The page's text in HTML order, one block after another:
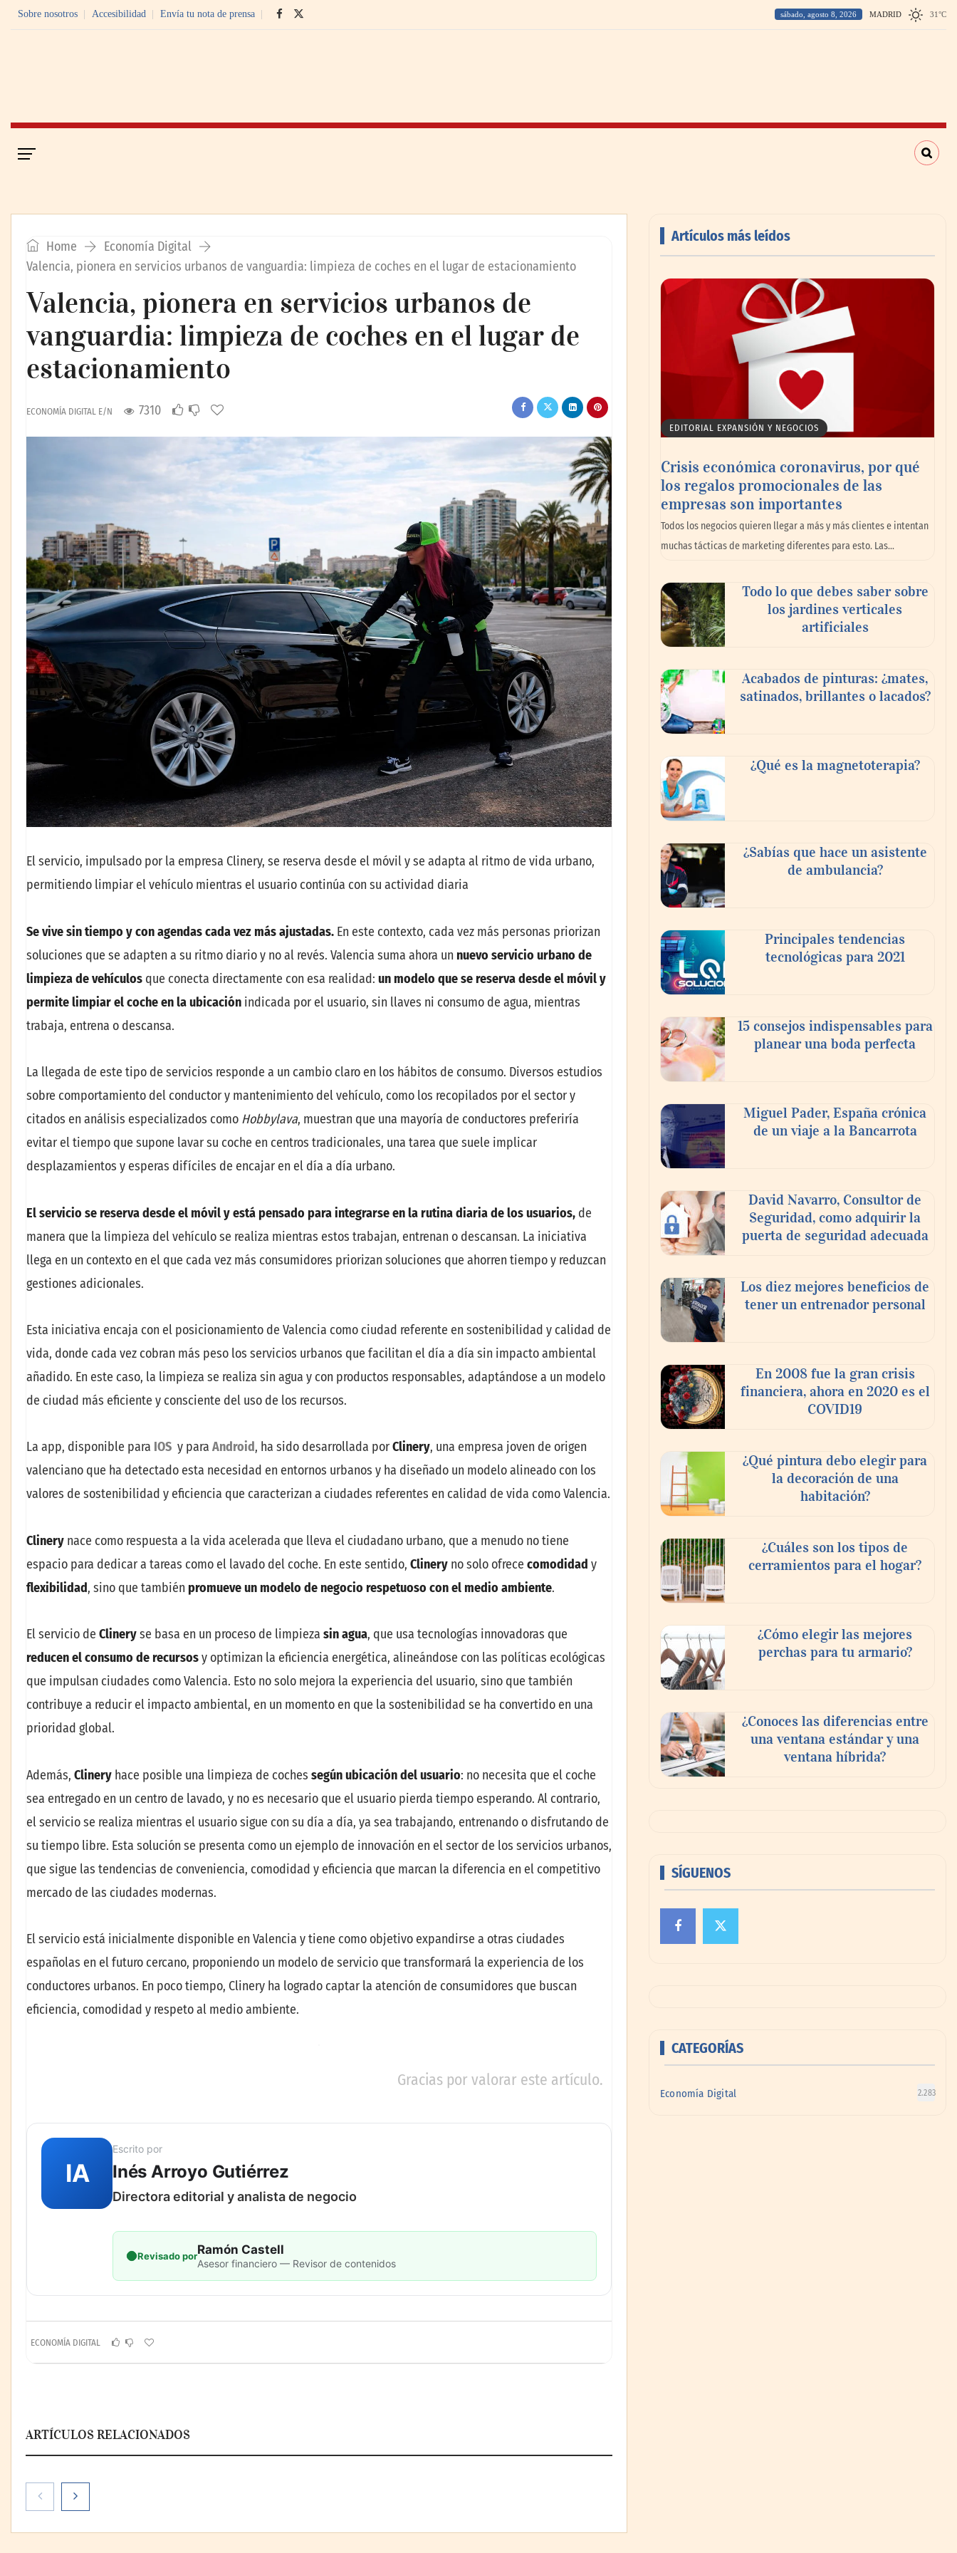
Sobre nosotros Accesibilidad Envía tu nota de prensa sábado, agosto 8, 2026 MADRID 31°C
Home
Economía Digital
Valencia, pionera en servicios urbanos de vanguardia: limpieza de coches en el lugar de estacionamiento
Valencia, pionera en servicios urbanos de
vanguardia: limpieza de coches en el lugar de
estacionamiento
ECONOMÍA DIGITAL E/N 7310
El servicio, impulsado por la empresa Clinery, se reserva desde el móvil y se adapta al ritmo de vida urbano,
permitiendo limpiar el vehículo mientras el usuario continúa con su actividad diaria
Se vive sin tiempo y con agendas cada vez más ajustadas. En este contexto, cada vez más personas priorizan
soluciones que se adapten a su ritmo diario y no al revés. Valencia suma ahora un nuevo servicio urbano de
limpieza de vehículos que conecta directamente con esa realidad: un modelo que se reserva desde el móvil y
permite limpiar el coche en la ubicación indicada por el usuario, sin llaves ni consumo de agua, mientras
trabaja, entrena o descansa.
La llegada de este tipo de servicios responde a un cambio claro en los hábitos de consumo. Diversos estudios
sobre comportamiento del conductor y mantenimiento del vehículo, como los recopilados por el sector y
citados en análisis especializados como Hobbylava, muestran que una mayoría de conductores preferiría
evitar el tiempo que supone lavar su coche en centros tradicionales, una tarea que suele implicar
desplazamientos y esperas difíciles de encajar en el día a día urbano.
El servicio se reserva desde el móvil y está pensado para integrarse en la rutina diaria de los usuarios, de
manera que la limpieza del vehículo se realiza mientras estos trabajan, entrenan o descansan. La iniciativa
llega en un contexto en el que cada vez más consumidores priorizan soluciones que ahorren tiempo y reduzcan
gestiones adicionales.
Esta iniciativa encaja con el posicionamiento de Valencia como ciudad referente en sostenibilidad y calidad de
vida, donde cada vez cobran más peso los servicios urbanos que facilitan el día a día sin impacto ambiental
añadido. En este caso, la limpieza se realiza sin agua y con productos responsables, adaptándose a un modelo
de ciudad más eficiente y consciente del uso de los recursos.
La app, disponible para IOS y para Android, ha sido desarrollada porClinery, una empresa joven de origen
valenciano que ha detectado esta necesidad en entornos urbanos y ha diseñado un modelo alineado con los
valores de sostenibilidad y eficiencia que caracterizan a ciudades referentes en calidad de vida como Valencia.
Clinery nace como respuesta a la vida acelerada que lleva el ciudadano urbano, que a menudo no tiene
espacio para dedicar a tareas como el lavado del coche. En este sentido, Clinery no solo ofrece comodidad y
flexibilidad, sino que también promueve un modelo de negocio respetuoso con el medio ambiente.
El servicio de Clineryse basa en un proceso de limpieza sin agua, que usa tecnologías innovadoras que
reducen el consumo de recursosy optimizan la eficiencia energética, alineándose con las políticas ecológicas
que impulsan ciudades como Valencia. Esto no solo mejora la experiencia del usuario, sino que también
contribuye a reducir el impacto ambiental, en un momento en que la sostenibilidad se ha convertido en una
prioridad global.
Además, Clinery hace posible una limpieza de coches según ubicación del usuario: no necesita que el coche
sea entregado en un centro de lavado, y no es necesario que el usuario pierda tiempo esperando. Al contrario,
el servicio se realiza mientras el usuario sigue con su día a día, ya sea trabajando, entrenando o disfrutando de
su tiempo libre. Esta solución se presenta como un ejemplo de innovación en el sector de los servicios urbanos,
que sigue las tendencias de conveniencia, comodidad y eficiencia que marcan la diferencia en el competitivo
mercado de las ciudades modernas.
El servicio está inicialmente disponible en Valencia y tiene como objetivo expandirse a otras ciudades
españolas en el futuro cercano, proponiendo un modelo de servicio que transformará la experiencia de los
conductores urbanos. En poco tiempo, Clinery ha logrado captar la atención de consumidores que buscan
eficiencia, comodidad y respeto al medio ambiente.
Gracias por valorar este artículo.
IA
Escrito por
Inés Arroyo Gutiérrez
Directora editorial y analista de negocio
Revisado porRamón Castell
Asesor financiero — Revisor de contenidos
ECONOMÍA DIGITAL
ARTÍCULOS RELACIONADOS
Artículos más leídos
EDITORIAL EXPANSIÓN Y NEGOCIOS
Crisis económica coronavirus, por qué
los regalos promocionales de las
empresas son importantes
Todos los negocios quieren llegar a más y más clientes e intentan
muchas tácticas de marketing diferentes para esto. Las…
Todo lo que debes saber sobre
los jardines verticales
artificiales
Acabados de pinturas: ¿mates,
satinados, brillantes o lacados?
¿Qué es la magnetoterapia?
¿Sabías que hace un asistente
de ambulancia?
Principales tendencias
tecnológicas para 2021
15 consejos indispensables para
planear una boda perfecta
Miguel Pader, España crónica
de un viaje a la Bancarrota
David Navarro, Consultor de
Seguridad, como adquirir la
puerta de seguridad adecuada
Los diez mejores beneficios de
tener un entrenador personal
En 2008 fue la gran crisis
financiera, ahora en 2020 es el
COVID19
¿Qué pintura debo elegir para
la decoración de una
habitación?
¿Cuáles son los tipos de
cerramientos para el hogar?
¿Cómo elegir las mejores
perchas para tu armario?
¿Conoces las diferencias entre
una ventana estándar y una
ventana híbrida?
SÍGUENOS
CATEGORÍAS
Economía Digital 2.283